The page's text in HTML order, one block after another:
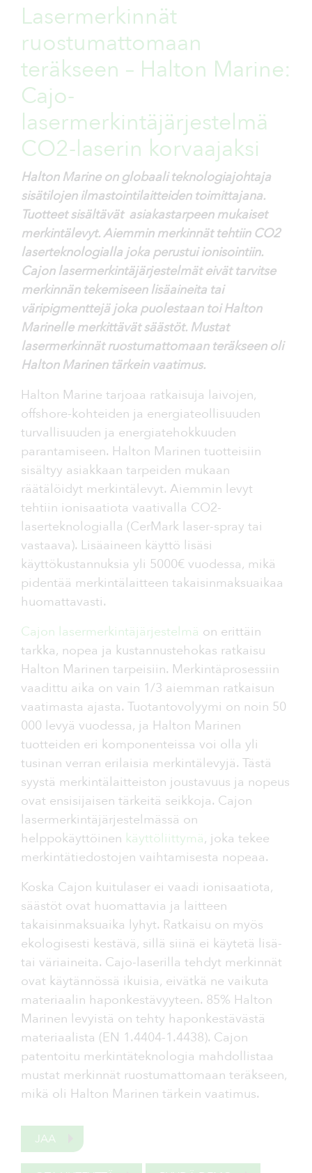
Lasermerkinnät
ruostumattomaan
teräkseen – Halton Marine:
Cajo-
lasermerkintäjärjestelmä
CO2-laserin korvaajaksi
Halton Marine on globaali teknologiajohtaja
sisätilojen ilmastointilaitteiden toimittajana.
Tuotteet sisältävät asiakastarpeen mukaiset
merkintälevyt. Aiemmin merkinnät tehtiin CO2
laserteknologialla joka perustui ionisointiin.
Cajon lasermerkintäjärjestelmät eivät tarvitse
merkinnän tekemiseen lisäaineita tai
väripigmenttejä joka puolestaan toi Halton
Marinelle merkittävät säästöt. Mustat
lasermerkinnät ruostumattomaan teräkseen oli
Halton Marinen tärkein vaatimus.
Halton Marine tarjoaa ratkaisuja laivojen,
offshore-kohteiden ja energiateollisuuden
turvallisuuden ja energiatehokkuuden
parantamiseen. Halton Marinen tuotteisiin
sisältyy asiakkaan tarpeiden mukaan
räätälöidyt merkintälevyt. Aiemmin levyt
tehtiin ionisaatiota vaativalla CO2-
laserteknologialla (CerMark laser-spray tai
vastaava). Lisäaineen käyttö lisäsi
käyttökustannuksia yli 5000€ vuodessa, mikä
pidentää merkintälaitteen takaisinmaksuaikaa
huomattavasti.
Cajon lasermerkintäjärjestelmä on erittäin
tarkka, nopea ja kustannustehokas ratkaisu
Halton Marinen tarpeisiin. Merkintäprosessiin
vaadittu aika on vain 1/3 aiemman ratkaisun
vaatimasta ajasta. Tuotantovolyymi on noin 50
000 levyä vuodessa, ja Halton Marinen
tuotteiden eri komponenteissa voi olla yli
tusinan verran erilaisia merkintälevyjä. Tästä
syystä merkintälaitteiston joustavuus ja nopeus
ovat ensisijaisen tärkeitä seikkoja. Cajon
lasermerkintäjärjestelmässä on
helppokäyttöinen käyttöliittymä, joka tekee
merkintätiedostojen vaihtamisesta nopeaa.
Koska Cajon kuitulaser ei vaadi ionisaatiota,
säästöt ovat huomattavia ja laitteen
takaisinmaksuaika lyhyt. Ratkaisu on myös
ekologisesti kestävä, sillä siinä ei käytetä lisä-
tai väriaineita. Cajo-laserilla tehdyt merkinnät
ovat käytännössä ikuisia, eivätkä ne vaikuta
materiaalin haponkestävyyteen. 85% Halton
Marinen levyistä on tehty haponkestävästä
materiaalista (EN 1.4404-1.4438). Cajon
patentoitu merkintäteknologia mahdollistaa
mustat merkinnät ruostumattomaan teräkseen,
mikä oli Halton Marinen tärkein vaatimus.
JAA